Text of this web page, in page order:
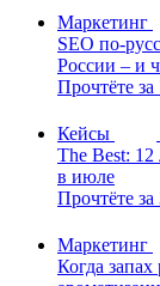
Маркетинг
SEO по-
России – и
Прочтёте
Кейсы
The Best:
в июле
Прочтёте
Маркетинг
Когда